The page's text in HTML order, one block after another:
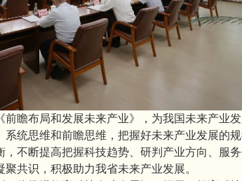
瞻布局和发展未来产业》，为我国未来产业
统思维和前瞻思维，把握好未来产业发展的
不断提高把握科技趋势、研判产业方向、服
共识，积极助力我省未来产业发展。